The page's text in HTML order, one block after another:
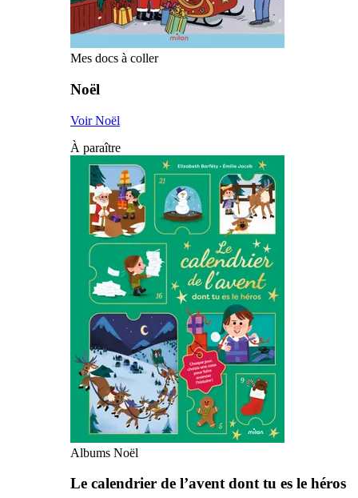
Mes docs à coller
Noël
Voir Noël
À paraître
Albums Noël
Le calendrier de l’avent dont tu es le héros